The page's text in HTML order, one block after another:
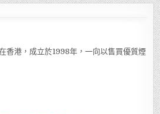
港，成立於1998年，一向以售買優質煙